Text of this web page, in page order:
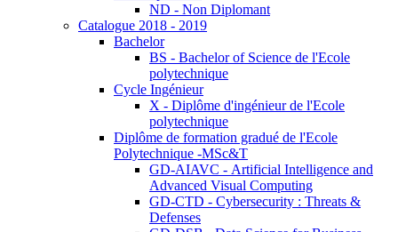
ND - Non Diplomant
Catalogue 2018 - 2019
Bachelor
BS - Bachelor of Science de l'Ecole
polytechnique
Cycle Ingénieur
X - Diplôme d'ingénieur de l'Ecole
polytechnique
Diplôme de formation gradué de l'Ecole
Polytechnique -MSc&T
GD-AIAVC - Artificial Intelligence and
Advanced Visual Computing
GD-CTD - Cybersecurity : Threats &
Defenses